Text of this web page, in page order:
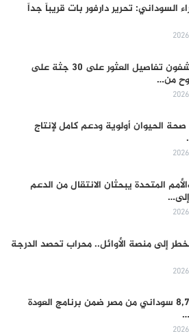
السوداني: تحرير دارفور بات قريباً جداً
شهود يكشفون تفاصيل العثور على 30 جثة على
من…
الحيوان أولوية ودعم كامل لإنتاج
المتحدة يبحثان الانتقال من الدعم
إلى منصة الأوائل.. محراب تحصد الدرجة
تفويج 8,700 سوداني من مصر ضمن برنامج العودة